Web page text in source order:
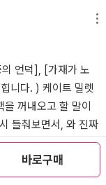
바로구매
어. 왜 죽어야 하
험 없는 직업에 종
어질 때까지 살아 있
(夭折)했던 저자 에
무겁게 드리웠
삶을 짐작 해 보건
음산함이 워더링 하
껴진다. 또한 죽음에
'에 관한 표현으로
욕망과 감정이 얼마
.■ 간밤의 단상히스
그 사랑이 진실했더
한 들판은 그들의
다.자연이 곧 인간의
지 한동안 가슴이 먹
니다.사랑은 누군가
풍 같은 감정이 제어
도덕도 내려놓죠.책
또 얼마나 속박당했는
언덕], [가재가 노
니다. ) 케이트 밀렛
꺼내오고 할 말이
들춰보면서, 와 진짜
전체에 밑줄 긋고 싶
럿 브론테'의 [빌레
같이읽기를 통해 함